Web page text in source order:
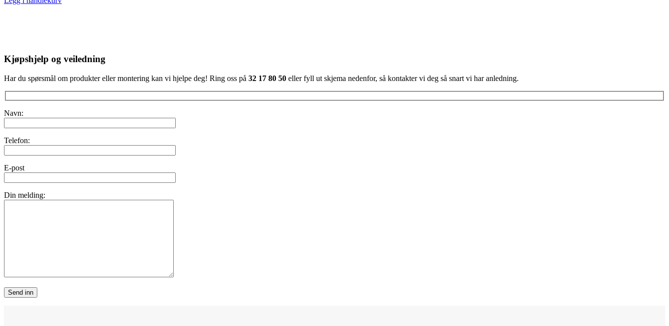
Kjøpshjelp og veiledning
Har du spørsmål om produkter eller montering kan vi hjelpe deg! Ring oss på 32 17 80 50 eller fyll ut skjema nedenfor, så kontakter vi deg så snart vi har anledning.
Navn:
Telefon:
E-post
Din melding: